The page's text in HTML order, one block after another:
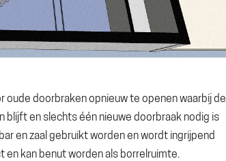
doorbraken opnieuw te openen waarbij de
en slechts één nieuwe doorbraak nodig is
en zaal gebruikt worden en wordt ingrijpend
kan benut worden als borrelruimte.